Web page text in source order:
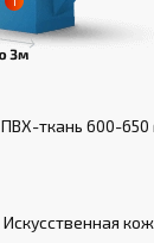
ПВХ-ткань 600-650
Искусcтвенная